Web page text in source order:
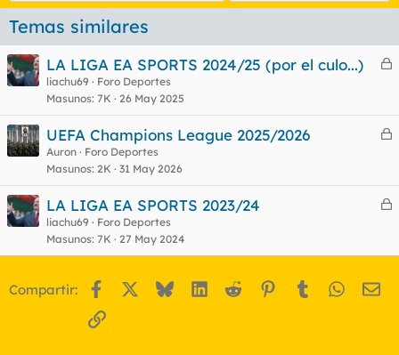
Temas similares
C
r
a
LA LIGA EA SPORTS 2024/25 (por el culo...)
liachu69
Foro Deportes
Masunos 7K 26 May 2025
C
r
a
UEFA Champions League 2025/2026
Auron
Foro Deportes
Masunos 2K 31 May 2026
C
r
LA LIGA EA SPORTS 2023/24
liachu69
Foro Deportes
Masunos 7K 27 May 2024
Compartir: Facebook BlueskyLinkedIn
Reddit Pinterest
Tumblr
Enlace